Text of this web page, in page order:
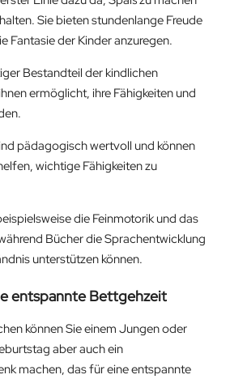
Sie bieten stundenlange Freude
Fantasie der Kinder anzuregen.
Bestandteil der kindlichen
ermöglicht, ihre Fähigkeiten und
pädagogisch wertvoll und können
wichtige Fähigkeiten zu
die Feinmotorik und das
Bücher die Sprachentwicklung
unterstützen können.
entspannte Bettgehzeit
können Sie einem Jungen oder
aber auch ein
machen, das für eine entspannte